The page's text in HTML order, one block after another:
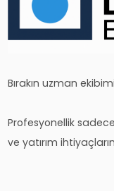
Bırakın uzman
Profesyonellik
ve yatırım